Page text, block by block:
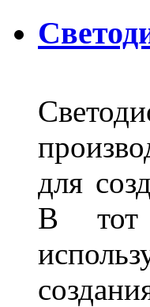
для
В тот